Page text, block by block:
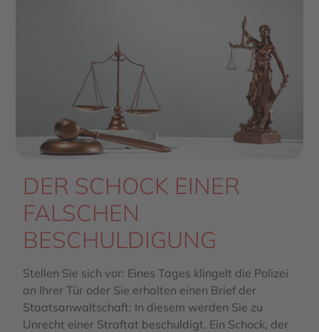
DER SCHOCK EINER
FALSCHEN
BESCHULDIGUNG
Stellen Sie sich vor: Eines Tages klingelt die Polizei
an Ihrer Tür oder Sie erhalten einen Brief der
Staatsanwaltschaft: In diesem werden Sie zu
Unrecht einer Straftat beschuldigt. Ein Schock, der